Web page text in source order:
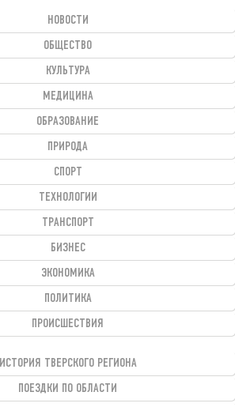
НОВОСТИ
ОБЩЕСТВО
КУЛЬТУРА
МЕДИЦИНА
ОБРАЗОВАНИЕ
ПРИРОДА
СПОРТ
ТЕХНОЛОГИИ
ТРАНСПОРТ
БИЗНЕС
ЭКОНОМИКА
ПОЛИТИКА
ПРОИСШЕСТВИЯ
ИСТОРИЯ ТВЕРСКОГО РЕГИОНА
ПОЕЗДКИ ПО ОБЛАСТИ